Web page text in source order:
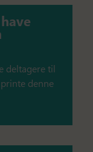
deltagere til
denne